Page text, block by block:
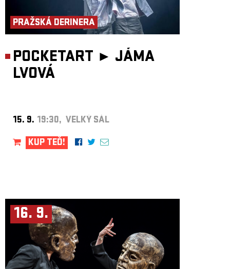
PRAŽSKÁ DERINERA
POCKETART ► JÁMA
LVOVÁ
15. 9. 19:30, VELKÝ SÁL
KUP TEĎ!
16. 9.